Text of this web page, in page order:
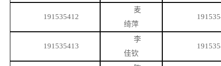
191535412
麦
绮萍
191535413
李
佳钦